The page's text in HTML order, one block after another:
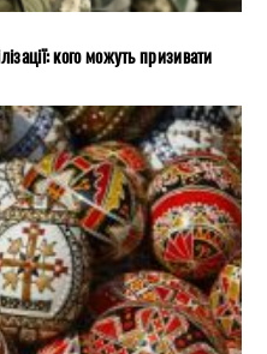
кого можуть призивати